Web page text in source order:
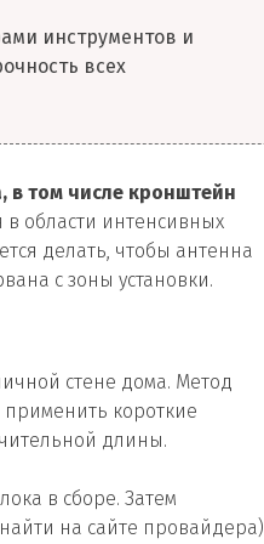
инструментов и
всех
в том числе кронштейн
в области интенсивных
делать, чтобы антенна
с зоны установки.
стене дома. Метод
короткие
длины.
в сборе. Затем
на сайте провайдера)